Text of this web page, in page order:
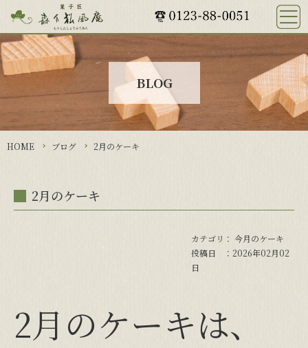
HOME
おすすめ商品
おすすめ商品一覧
かりんとう饅頭
ながぬまふ輪っと
夕日の郷の
お菓子な日記
商品購入の注意事項等
お支払い方法
送料について
BLOG
HOME ブログ 2月のケーキ
2月のケーキ
カテゴリ： 今月のケーキ
投稿日 ：2026年02月02
日
2月のケーキは、